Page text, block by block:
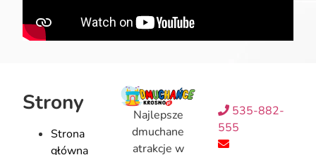
Strony
Strona
główna
Najlepsze
dmuchane
atrakcje w
535-882-
555